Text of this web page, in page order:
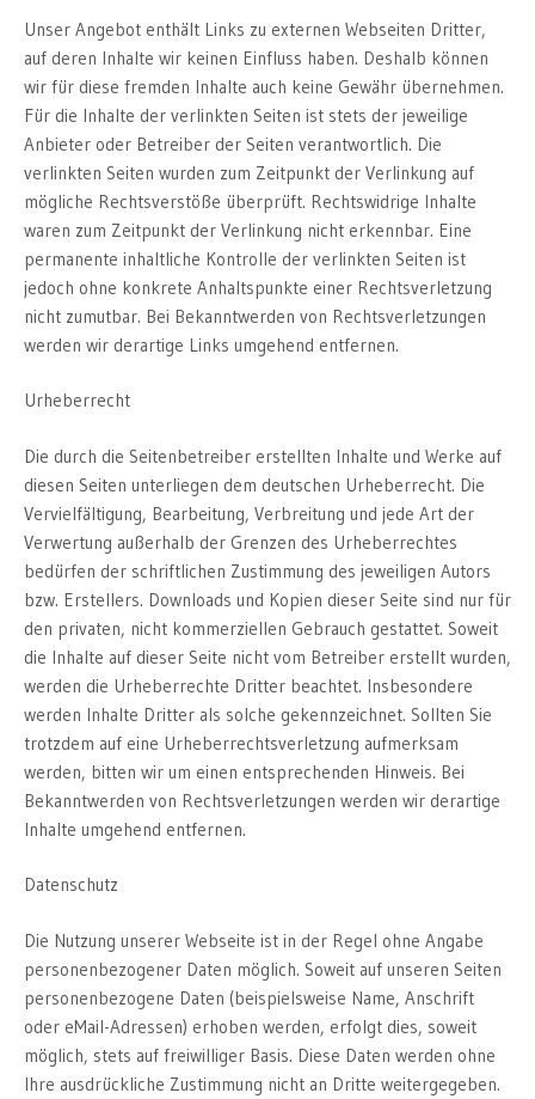
Unser Angebot enthält Links zu externen Webseiten Dritter,
auf deren Inhalte wir keinen Einfluss haben. Deshalb können
wir für diese fremden Inhalte auch keine Gewähr übernehmen.
Für die Inhalte der verlinkten Seiten ist stets der jeweilige
Anbieter oder Betreiber der Seiten verantwortlich. Die
verlinkten Seiten wurden zum Zeitpunkt der Verlinkung auf
mögliche Rechtsverstöße überprüft. Rechtswidrige Inhalte
waren zum Zeitpunkt der Verlinkung nicht erkennbar. Eine
permanente inhaltliche Kontrolle der verlinkten Seiten ist
jedoch ohne konkrete Anhaltspunkte einer Rechtsverletzung
nicht zumutbar. Bei Bekanntwerden von Rechtsverletzungen
werden wir derartige Links umgehend entfernen.
Urheberrecht
Die durch die Seitenbetreiber erstellten Inhalte und Werke auf
diesen Seiten unterliegen dem deutschen Urheberrecht. Die
Vervielfältigung, Bearbeitung, Verbreitung und jede Art der
Verwertung außerhalb der Grenzen des Urheberrechtes
bedürfen der schriftlichen Zustimmung des jeweiligen Autors
bzw. Erstellers. Downloads und Kopien dieser Seite sind nur für
den privaten, nicht kommerziellen Gebrauch gestattet. Soweit
die Inhalte auf dieser Seite nicht vom Betreiber erstellt wurden,
werden die Urheberrechte Dritter beachtet. Insbesondere
werden Inhalte Dritter als solche gekennzeichnet. Sollten Sie
trotzdem auf eine Urheberrechtsverletzung aufmerksam
werden, bitten wir um einen entsprechenden Hinweis. Bei
Bekanntwerden von Rechtsverletzungen werden wir derartige
Inhalte umgehend entfernen.
Datenschutz
Die Nutzung unserer Webseite ist in der Regel ohne Angabe
personenbezogener Daten möglich. Soweit auf unseren Seiten
personenbezogene Daten (beispielsweise Name, Anschrift
oder eMail-Adressen) erhoben werden, erfolgt dies, soweit
möglich, stets auf freiwilliger Basis. Diese Daten werden ohne
Ihre ausdrückliche Zustimmung nicht an Dritte weitergegeben.